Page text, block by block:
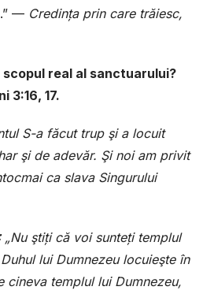
— Credința prin care trăiesc,
scopul real al sanctuarului?
3:16, 17.
S-a făcut trup şi a locuit
şi de adevăr. Şi noi am privit
ca slava Singurului
„Nu ştiți că voi sunteți templul
lui Dumnezeu locuieşte în
cineva templul lui Dumnezeu,